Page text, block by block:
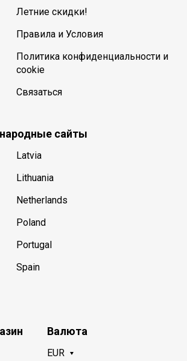
Летние скидки!
Правила и Условия
Политика конфиденциальности и
cookie
Связаться
сайты
Latvia
Lithuania
Netherlands
Poland
Portugal
Spain
Валюта
EUR